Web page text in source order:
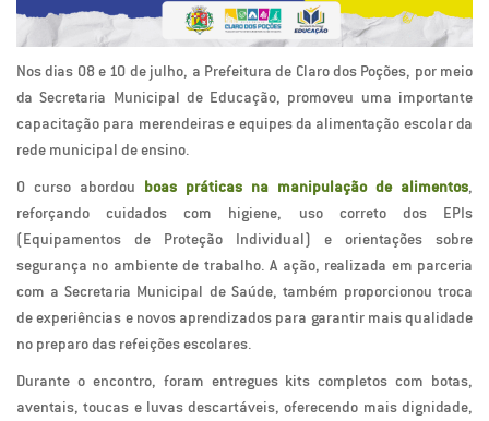
Nos dias 08 e 10 de julho, a Prefeitura de Claro dos Poções, por meio
da Secretaria Municipal de Educação, promoveu uma importante
capacitação para merendeiras e equipes da alimentação escolar da
rede municipal de ensino.
O curso abordou boas práticas na manipulação de alimentos,
reforçando cuidados com higiene, uso correto dos EPIs
(Equipamentos de Proteção Individual) e orientações sobre
segurança no ambiente de trabalho. A ação, realizada em parceria
com a Secretaria Municipal de Saúde, também proporcionou troca
de experiências e novos aprendizados para garantir mais qualidade
no preparo das refeições escolares.
Durante o encontro, foram entregues kits completos com botas,
aventais, toucas e luvas descartáveis, oferecendo mais dignidade,